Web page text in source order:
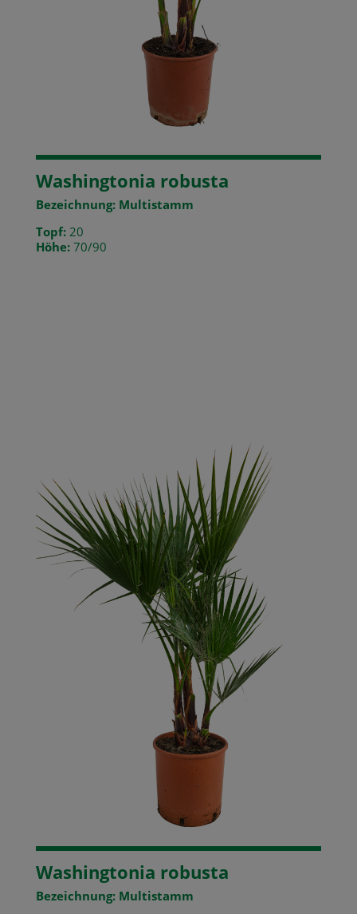
Washingtonia robusta
Bezeichnung: Multistamm
Topf:20
Höhe:70/90
Washingtonia robusta
Bezeichnung: Multistamm